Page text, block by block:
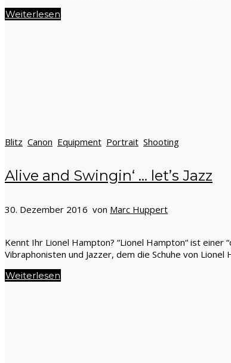
Weiterlesen
Blitz Canon Equipment Portrait Shooting
Alive and Swingin‘ … let’s Jazz
30. Dezember 2016 von Marc Huppert
Kennt Ihr Lionel Hampton? “Lionel Hampton“ ist
Vibraphonisten und Jazzer, dem die Schuhe von
Weiterlesen